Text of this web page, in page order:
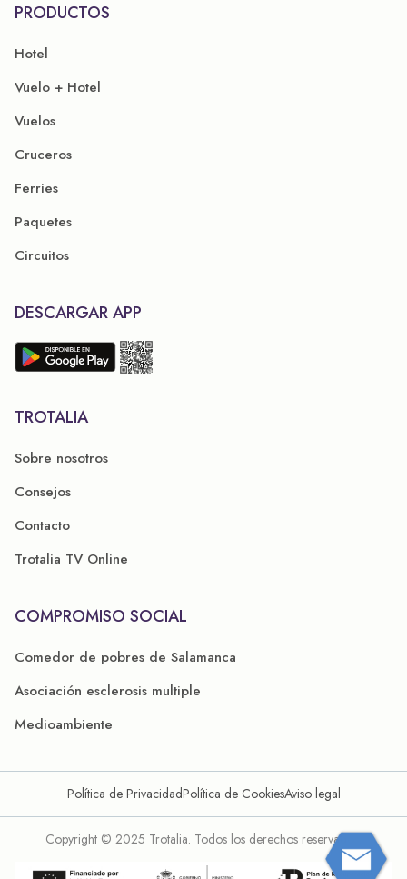
PRODUCTOS
Hotel
Vuelo + Hotel
Vuelos
Cruceros
Ferries
Paquetes
Circuitos
DESCARGAR APP
TROTALIA
Sobre nosotros
Consejos
Contacto
Trotalia TV Online
COMPROMISO SOCIAL
Comedor de pobres de Salamanca
Asociación esclerosis multiple
Medioambiente
Política de PrivacidadPolítica de CookiesAviso legal
Copyright © 2025 Trotalia. Todos los derechos reservados.